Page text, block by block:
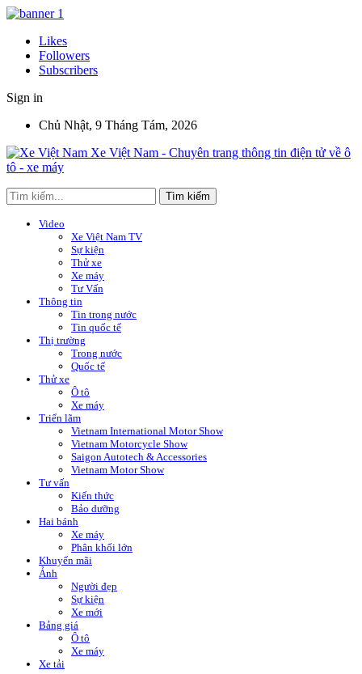
Likes
Followers
Subscribers
Sign in
Chủ Nhật, 9 Tháng Tám, 2026
Xe Việt Nam - Chuyên trang thông tin điện tử về ô
tô - xe máy
Video
Xe Việt Nam TV
Sự kiện
Thử xe
Xe máy
Tư Vấn
Thông tin
Tin trong nước
Tin quốc tế
Thị trường
Trong nước
Quốc tế
Thử xe
Ô tô
Xe máy
Triển lãm
Vietnam International Motor Show
Vietnam Motorcycle Show
Saigon Autotech & Accessories
Vietnam Motor Show
Tư vấn
Kiến thức
Bảo dưỡng
Hai bánh
Xe máy
Phân khối lớn
Khuyến mãi
Ảnh
Người đẹp
Sự kiện
Xe mới
Bảng giá
Ô tô
Xe máy
Xe tải